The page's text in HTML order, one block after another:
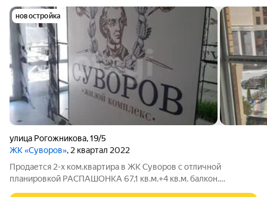
новостройка
улица Рогожникова,19/5
ЖК «Суворов», 2 квартал 2022
Продается 2-х ком.квартира в ЖК Суворов с отличной
планировкой РАСПАШОНКА 67,1 кв.м.+4 кв.м. балкон.